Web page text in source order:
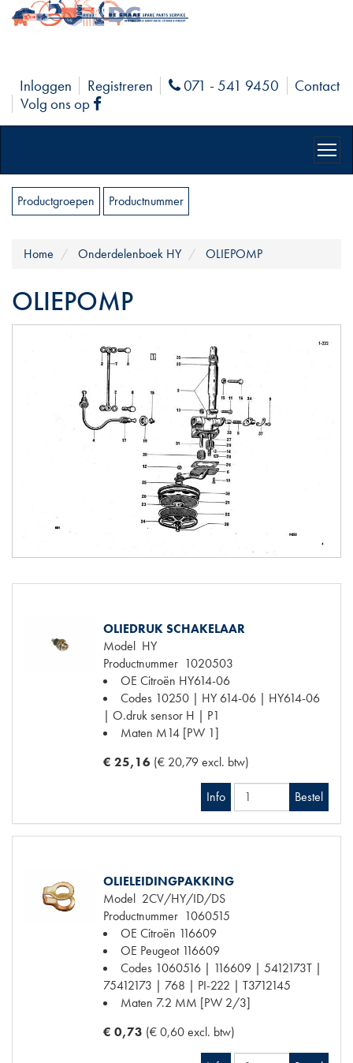
Inloggen Registreren Phone
071 - 541 9450
Contact
Volg ons op
Facebook
Productgroepen Productnummer
Home Onderdelenboek HY OLIEPOMP
OLIEPOMP
OLIEDRUK SCHAKELAAR
Model HY
Productnummer 1020503
OE Citroën HY614-06
Codes 10250 | HY 614-06 | HY614-06
| O.druk sensor H | P1
Maten M14 [PW 1]
€ 25,16 (€ 20,79 excl. btw)
Info Bestel
OLIELEIDINGPAKKING
Model 2CV/HY/ID/DS
Productnummer 1060515
OE Citroën 116609
OE Peugeot 116609
Codes 1060516 | 116609 | 5412173T |
75412173 | 768 | PI-222 | T3712145
Maten 7.2 MM [PW 2/3]
€ 0,73 (€ 0,60 excl. btw)